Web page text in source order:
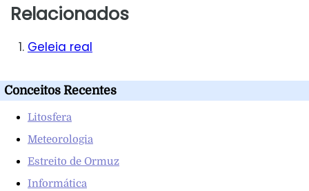
Relacionados
Geleia real
Conceitos Recentes
Litosfera
Meteorologia
Estreito de Ormuz
Informática